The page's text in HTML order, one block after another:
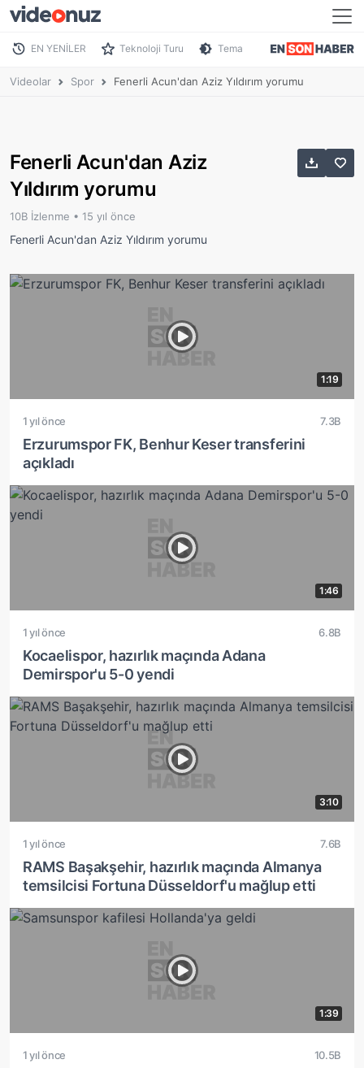
EN YENİLER Teknoloji Turu Tema
Videolar Spor Fenerli Acun'dan Aziz Yıldırım yorumu
Fenerli Acun'dan Aziz
Yıldırım yorumu
10B İzlenme • 15 yıl önce
Fenerli Acun'dan Aziz Yıldırım yorumu
1:19
1 yıl önce 7.3B
Erzurumspor FK, Benhur Keser transferini
açıkladı
1:46
1 yıl önce 6.8B
Kocaelispor, hazırlık maçında Adana
Demirspor'u 5-0 yendi
3:10
1 yıl önce 7.6B
RAMS Başakşehir, hazırlık maçında Almanya
temsilcisi Fortuna Düsseldorf'u mağlup etti
1:39
1 yıl önce 10.5B